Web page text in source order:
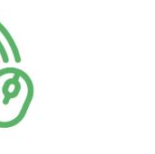
服務中心忙碌不
；遊客中心廣場
為此地保存的古老
年歷史的巨石陣讚
這邊常見的民宅形
(traditional stone